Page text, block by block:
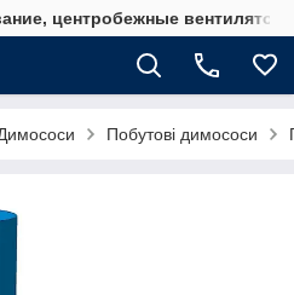
центробежные
Побутові димососи